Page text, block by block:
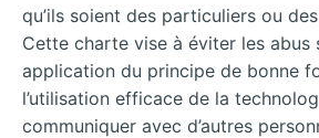
qu’ils soient des particuliers ou
Cette charte vise à éviter les abus
application du principe de bonne
l’utilisation efficace de la
communiquer avec d’autres